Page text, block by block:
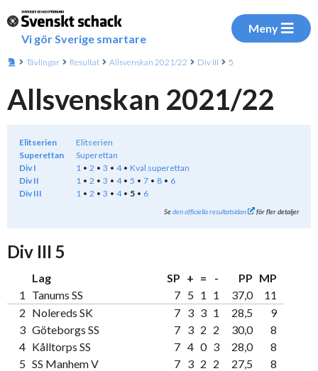
Vi gör Sverige smartare
Meny
Tävlingar Resultat Allsvenskan 2021/22 Div III 5
Allsvenskan 2021/22
Elitserien
Elitserien
Superettan
Superettan
Div I
1 2 3 4
Kval superettan
Div II
1 2 3 4 5 7 8
6
Div III
1 2 3 4 5 6
Seden officiella resultatsidan för fler detaljer
Div III 5
Lag SP + = - PP MP
1
Tanums SS 7 5 1 1 37,0
11
2 Nolereds SK 7 3 3 1 28,5
9
3 Göteborgs SS 7 3 2 2 30,0
8
4 Kålltorps SS 7 4 0 3 28,0
8
5 SS Manhem V 7 3 2 2 27,5
8